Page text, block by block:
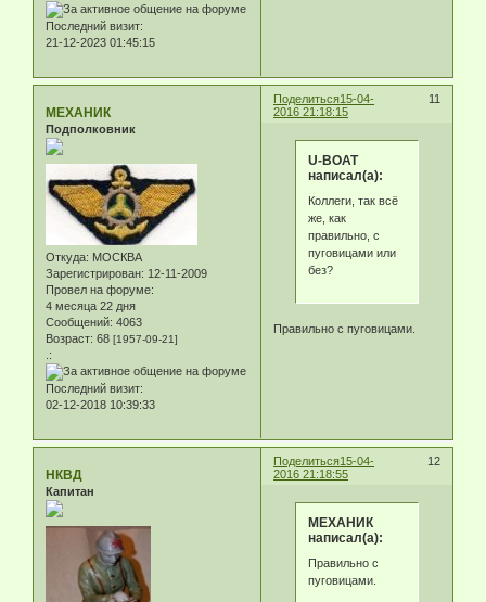
Последний визит:
21-12-2023 01:45:15
Поделиться 11
15-04-
2016 21:18:15
МЕХАНИК
Подполковник
Откуда: МОСКВА
Зарегистрирован: 12-11-2009
Провел на форуме:
4 месяца 22 дня
Сообщений: 4063
Возраст: 68 [1957-09-21]
.:
Последний визит:
02-12-2018 10:39:33
U-BOAT
написал(а):
Коллеги, так всё
же, как
правильно, с
пуговицами или
без?
Правильно с пуговицами.
Поделиться 12
15-04-
2016 21:18:55
НКВД
Капитан
МЕХАНИК
написал(а):
Правильно с
пуговицами.